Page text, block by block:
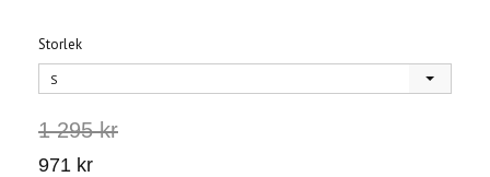
Storlek
S
1 295 kr
971 kr